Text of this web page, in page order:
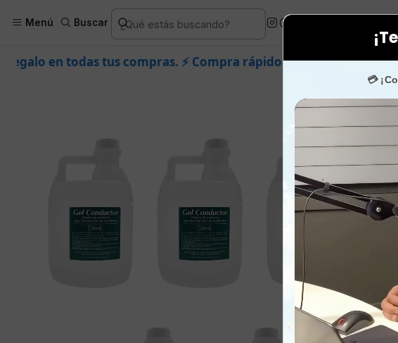
💳
Menú Buscar
Marcas Dermik Corporal
⚡ Compra rápido y aprovecha. 💙 +50.000 fans en